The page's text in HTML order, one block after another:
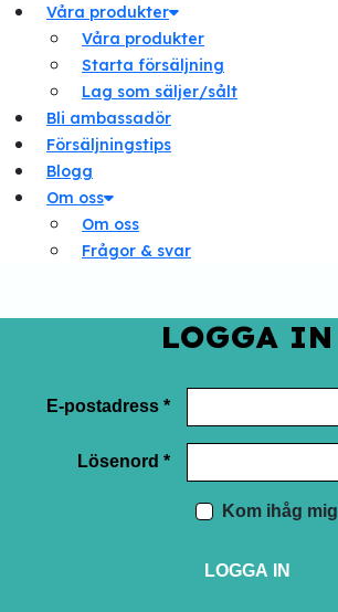
Våra produkter
Våra produkter
Starta försäljning
Lag som säljer/sålt
Bli ambassadör
Försäljningstips
Blogg
Om oss
Om oss
Frågor & svar
LOGGA IN
E-postadress *
Lösenord *
Kom ihåg mig
LOGGA IN